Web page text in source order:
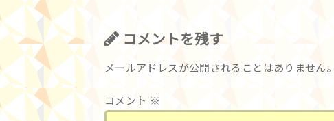
コメントを残す
メールアドレスが公開されることはありません。
コメント ※